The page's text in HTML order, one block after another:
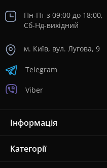
Пн-Пт з 09:00 до 18:00,
Сб-Нд-вихідний
м. Київ, вул. Лугова, 9
Telegram
Viber
Інформація
Категорії